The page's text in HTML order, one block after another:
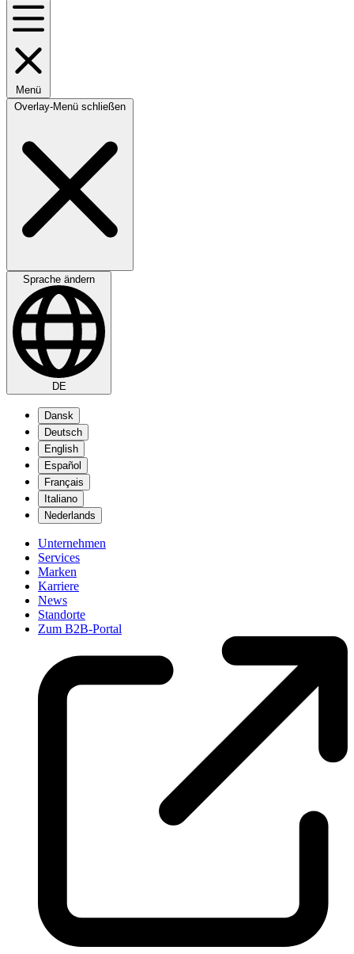
Menü
Overlay-Menü schließen
Sprache ändern
DE
Dansk
Deutsch
English
Español
Français
Italiano
Nederlands
Unternehmen
Services
Marken
Karriere
News
Standorte
Zum B2B-Portal